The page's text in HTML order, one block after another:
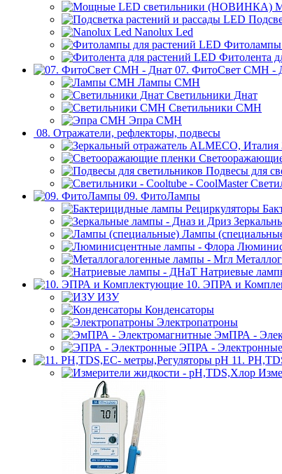
Nanolux Led
Фитолампы
Фитолента
07. ФитоСвет CMH -
Лампы СМН
Светильники Днат
Светильники СМН
Эпра СМН
08. Отражатели, рефлекторы, подвесы
Подвесы для
09. ФитоЛампы
Лампы
Натриевые
10. ЭПРА и
ИЗУ
Конденсаторы
Электропатроны
ЭмПРА -
ЭПРА - Электронные
11.